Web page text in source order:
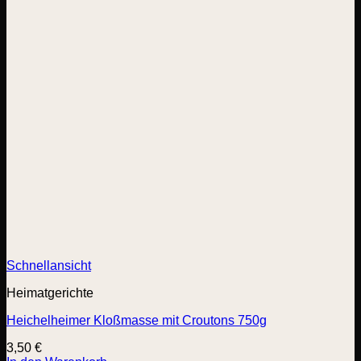
Schnellansicht
Heimatgerichte
Heichelheimer Kloßmasse mit Croutons 750g
3,50 €